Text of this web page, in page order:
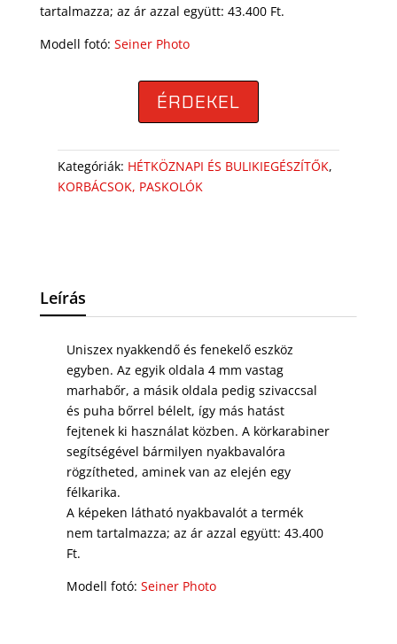
tartalmazza; az ár azzal együtt: 43.400 Ft.
Modell fotó: Seiner Photo
ÉRDEKEL
Kategóriák: HÉTKÖZNAPI ÉS BULIKIEGÉSZÍTŐK,
KORBÁCSOK, PASKOLÓK
Leírás
Uniszex nyakkendő és fenekelő eszköz
egyben. Az egyik oldala 4 mm vastag
marhabőr, a másik oldala pedig szivaccsal
és puha bőrrel bélelt, így más hatást
fejtenek ki használat közben. A körkarabiner
segítségével bármilyen nyakbavalóra
rögzítheted, aminek van az elején egy
félkarika.
A képeken látható nyakbavalót a termék
nem tartalmazza; az ár azzal együtt: 43.400
Ft.
Modell fotó: Seiner Photo